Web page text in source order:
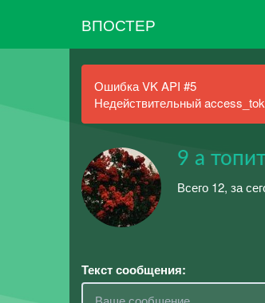
ВПОСТЕР
Ошибка VK API #5
Недействительный
9 а
Всего 12, за
Текст сообщения: